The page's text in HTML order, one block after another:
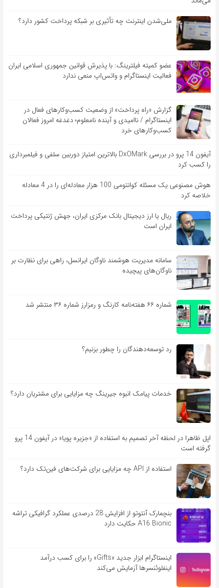
ملی‌شدن اینترنت چه تأثیری بر شبکه پرداخت کشور دارد؟
عضو کمیته فیلترینگ: با پذیرش قوانین جمهوری اسلامی ایران
فعالیت اینستاگرام و واتس‌اپ منعی ندارد
گزارش «راه پرداخت» از وضعیت کسب‌وکارهای فعال در
اینستاگرام / ناامیدی و آینده نامعلوم؛ دغدغه امروز فعالان
کسب‌وکارهای خرد
آیفون 14 پرو در بررسی DxOMark بالاترین امتیاز دوربین سلفی و فیلمبرداری
را کسب کرد
هوش مصنوعی یک مسئله کوانتومی 100 هزار معادله‌‎ای را در 4 معادله
خلاصه کرد
ریال یا ارز دیجیتال بانک مرکزی ایران، جهش ژنتیکی پرداخت
ایران است
سامانه مدیریت هوشمند ناوگان ایرانسل، راهی برای نظارت بر
ناوگان‌های پیچیده
شماره ۶۶ هفته‌نامه کارنگ و رمزارز شماره ۳۶ منتشر شد
رد توسعه‌دهندگان را چطور بزنیم؟
خدمات پیامک انبوه جیرینگ چه مزایایی برای مشتریان دارد؟
اپل ظاهرا در لحظه آخر تصمیم به استفاده از «جزیره پویا» در آیفون 14 پرو
گرفته است
استفاده از API چه مزایایی برای شرکت‌های فین‌تک دارد؟
بنچمارک آنتوتو از افزایش 28 درصدی عملکرد گرافیکی تراشه
A16 Bionic حکایت دارد
اینستاگرام ابزار جدید «Gifts» را برای کسب درآمد
اینفلوئنسرها آزمایش می‌کند